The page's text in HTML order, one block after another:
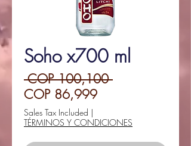
Soho x700 ml
COP 100,100 Regular
COP 86,999Sale
Sales Tax Included |
TÉRMINOS Y CONDICIONES